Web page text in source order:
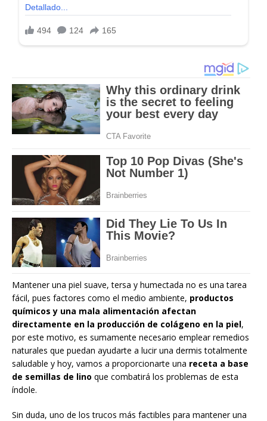
Mantener una piel suave, tersa y humectada no es una tarea
fácil, pues factores como el medio ambiente, productos
químicos y una mala alimentación afectan
directamente en la producción de colágeno en la piel,
por este motivo, es sumamente necesario emplear remedios
naturales que puedan ayudarte a lucir una dermis totalmente
saludable y hoy, vamos a proporcionarte una receta a base
de semillas de lino que combatirá los problemas de esta
índole.
Sin duda, uno de los trucos más factibles para mantener una